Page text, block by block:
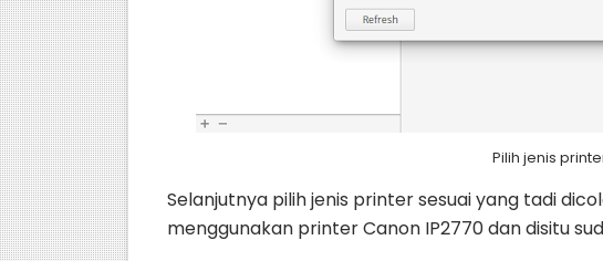
Pilih jenis
Selanjutnya pilih jenis printer sesuai yang tadi
menggunakan printer Canon IP2770 dan disitu